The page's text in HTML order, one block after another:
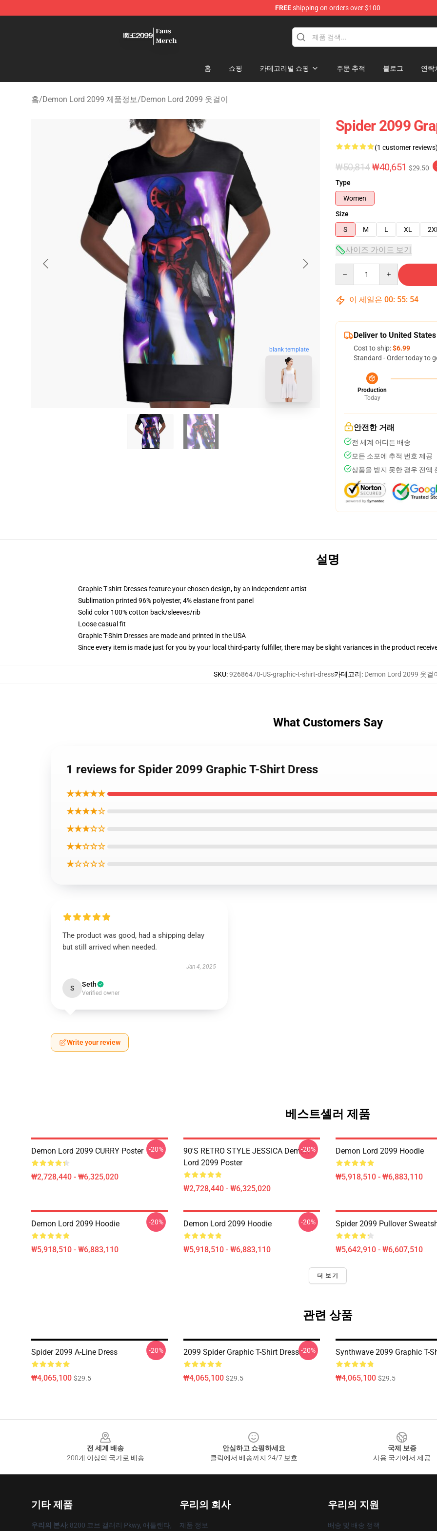
FREEshipping on orders over $100
홈 쇼핑 카테고리별 쇼핑 주문 추적 블로그 연락
홈/Demon Lord 2099 제품정보/Demon Lord 2099 옷걸이
blank template
Spider 2099
(1 customer reviews)
₩50,814₩40,651 $29.50
Type
Women
Size
S
M L XL 2XL
사이즈 가이드 보기
이 세일은 00: 55: 53
Deliver to United States
Cost to ship:$6.99
Standard - Order today to
Production
Today
안전한 거래
전 세계 어디든 배송
모든 소포에 추적 번호 제공
상품을 받지 못한 경우 전액
설명
Graphic T-shirt Dresses feature your chosen design, by an independent artist
Sublimation printed 96% polyester, 4% elastane front panel
Solid color 100% cotton back/sleeves/rib
Loose casual fit
Graphic T-Shirt Dresses are made and printed in the USA
Since every item is made just for you by your local third-party fulfiller, there may be slight variances in the product
SKU:92686470-US-graphic-t-shirt-dress카테고리: Demon Lord 2099 옷걸
What Customers Say
1 reviews for Spider 2099 Graphic T-Shirt Dress
★★★★★
★★★★☆
★★★☆☆
★★☆☆☆
★☆☆☆☆
The product was good, had a shipping delay
but still arrived when needed.
Jan 4, 2025
S Seth
Verified owner
Write your review
베스트셀러 제품
Demon Lord 2099 CURRY Poster
₩2,728,440 - ₩6,325,020
-20%
90'S RETRO STYLE JESSICA Demon
Lord 2099 Poster
₩2,728,440 - ₩6,325,020
-20% Demon Lord 2099 Hoodie
₩5,918,510 - ₩6,883,110
Demon Lord 2099 Hoodie
₩5,918,510 - ₩6,883,110
-20% Demon Lord 2099 Hoodie
₩5,918,510 - ₩6,883,110
-20% Spider 2099 Pullover
₩5,642,910 - ₩6,607,510
더 보기
관련 상품
Spider 2099 A-Line Dress
₩4,065,100 $29.5
-20% 2099 Spider Graphic T-Shirt Dress
₩4,065,100 $29.5
-20% Synthwave 2099 Graphic T-
₩4,065,100 $29.5
전 세계 배송
200개 이상의 국가로 배송
안심하고 쇼핑하세요
클릭에서 배송까지 24/7 보호
국제 보증
사용 국가에서 제공
기타 제품
우리의 본사: 8200 코브 갤러리 Pkwy, 애틀랜타,
우리의 회사
제품 정보
우리의 지원
배송 및 배송 정책